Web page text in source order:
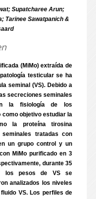
Supatcharee Arun;
Tarinee Sawatpanich &
(MiMo) extraída de
testicular se ha
seminal (VS). Debido a
secreciones seminales
la fisiología de los
objetivo estudiar la
la proteína tirosina
tratadas con
un grupo control y un
MiMo purificado en 3
durante 35
los pesos de VS se
analizados los niveles
VS. Los perfiles de